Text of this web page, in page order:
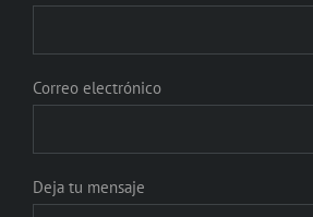
Correo electrónico
Deja tu mensaje